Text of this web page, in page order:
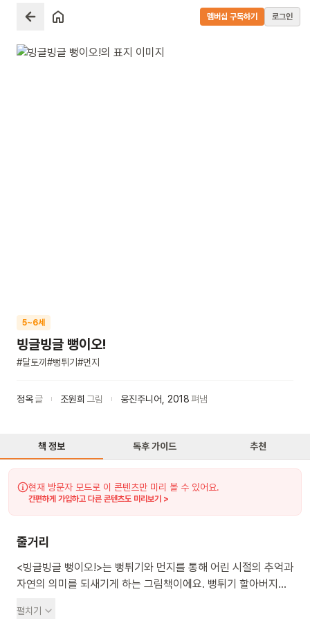
멤버십 구독하기 로그인
5~6세
빙글빙글 뻥이오!
#달토끼 #뻥튀기 #먼지
정옥글 조원희 그림 웅진주니어 2018펴냄
책 정보 독후 가이드 추천
현재 방문자 모드로 이 콘텐츠만 미리 볼 수 있어요.
간편하게 가입하고 다른 콘텐츠도 미리보기 >
줄거리
<빙글빙글 뻥이오!>는 뻥튀기와 먼지를 통해 어린 시절의 추억과
자연의 의미를 되새기게 하는 그림책이에요. 뻥튀기 할아버지가
펼치기